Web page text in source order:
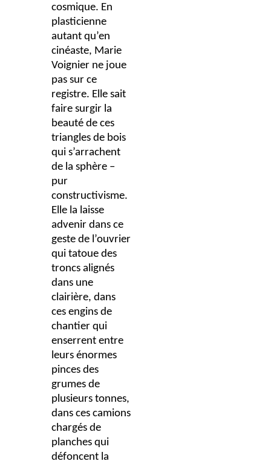
cosmique. En
plasticienne
autant qu’en
cinéaste, Marie
Voignier ne joue
pas sur ce
registre. Elle sait
faire surgir la
beauté de ces
triangles de bois
qui s’arrachent
de la sphère –
pur
constructivisme.
Elle la laisse
advenir dans ce
geste de l’ouvrier
qui tatoue des
troncs alignés
dans une
clairière, dans
ces engins de
chantier qui
enserrent entre
leurs énormes
pinces des
grumes de
plusieurs tonnes,
dans ces camions
chargés de
planches qui
défoncent la